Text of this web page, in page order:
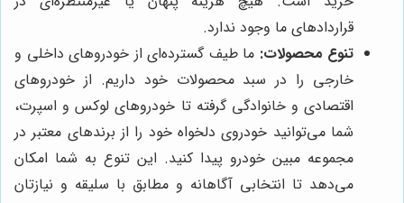
قراردادهای ما وجود ندارد.
تنوع محصولات: ما طیف گسترده‌ای از خودروهای داخلی و
خارجی را در سبد محصولات خود داریم. از خودروهای
اقتصادی و خانوادگی گرفته تا خودروهای لوکس و اسپرت،
شما می‌توانید خودروی دلخواه خود را از برندهای معتبر در
مجموعه مبین خودرو پیدا کنید. این تنوع به شما امکان
می‌دهد تا انتخابی آگاهانه و مطابق با سلیقه و نیازتان